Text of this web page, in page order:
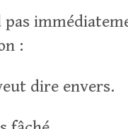
:
dire envers.